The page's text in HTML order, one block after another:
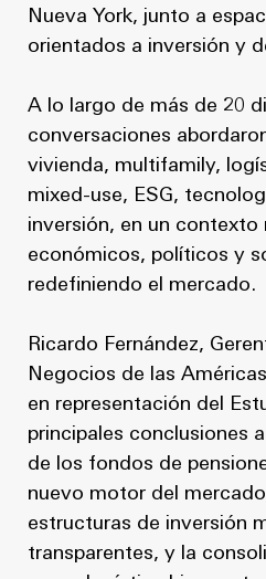
Nueva York, junto a
orientados a inversión y
A lo largo de más de 20
conversaciones
vivienda, multifamily,
mixed-use, ESG,
inversión, en un
económicos, políticos y
redefiniendo el mercado.
Ricardo Fernández,
Negocios de las
en representación del
principales conclusiones
de los fondos de
nuevo motor del
estructuras de inversión
transparentes, y la